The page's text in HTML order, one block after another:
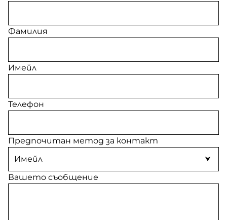
Фамилия
Имейл
Телефон
Предпочитан метод за контакт
Вашето съобщение